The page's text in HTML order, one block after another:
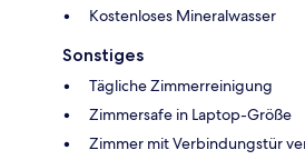
Kostenloses Mineralwasser
Sonstiges
Tägliche Zimmerreinigung
Zimmersafe in Laptop-Größe
Zimmer mit Verbindungstür